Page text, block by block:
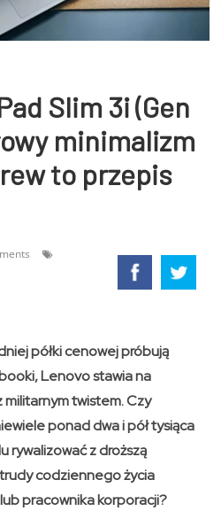
Slim 3i (Gen
minimalizm
to przepis
półki cenowej próbują
Lenovo stawia na
militarnym twistem. Czy
ponad dwa i pół tysiąca
rywalizować z droższą
codziennego życia
pracownika korporacji?